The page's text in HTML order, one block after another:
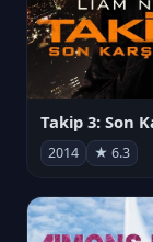
2014 ★ 6.3